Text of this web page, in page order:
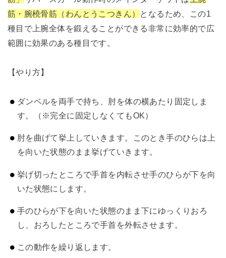
筋・腕橈骨筋（わんとうこつきん） となるため、この1
種目で上腕全体を鍛えることができる非常に効率的で広
範囲に効果のある種目です。
【やり方】
ダンベルを両手で持ち、肘を体の横あたり固定しま
す。（※完全に固定しなくてもOK）
肘を曲げて挙上していきます。このとき手のひらは上
を向いた状態のまま挙げていきます。
挙げ切ったところで手首を内転させ手のひらが下を向
いた状態にします。
手のひらが下を向いた状態のまま下にゆっくりおろ
し、おろしたところで手首を外転させます。
この動作を繰り返します。